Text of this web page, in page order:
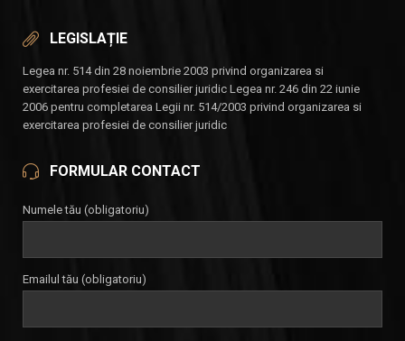
LEGISLAȚIE
Legea nr. 514 din 28 noiembrie 2003 privind organizarea si
exercitarea profesiei de consilier juridic Legea nr. 246 din 22 iunie
2006 pentru completarea Legii nr. 514/2003 privind organizarea si
exercitarea profesiei de consilier juridic
FORMULAR CONTACT
Numele tău (obligatoriu)
Emailul tău (obligatoriu)